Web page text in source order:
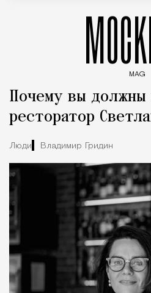
MAG
Почему вы должны
ресторатор
Люди Владимир Гридин